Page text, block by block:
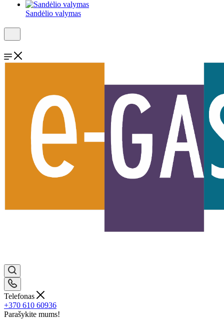
Sandėlio valymas
Telefonas
+370 610 60936
Parašykite mums!